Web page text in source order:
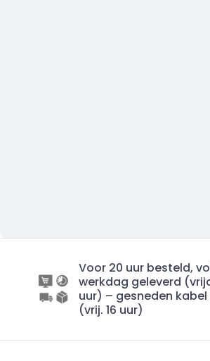
Voor 20 uur besteld,
werkdag geleverd
uur) – gesneden kabel
(vrij. 16 uur)